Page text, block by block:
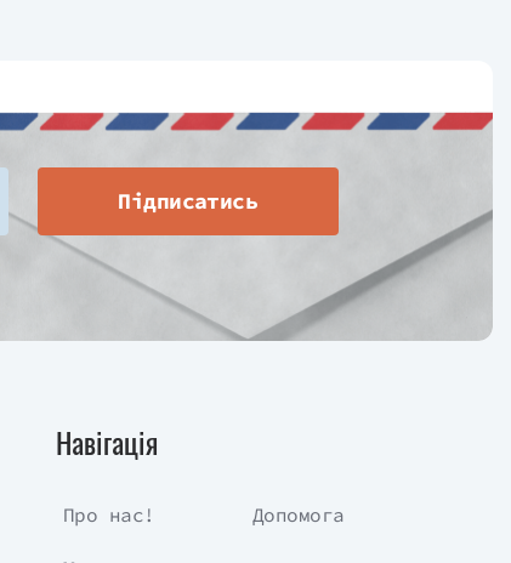
Підписатись
Навігація
Про нас! Допомога